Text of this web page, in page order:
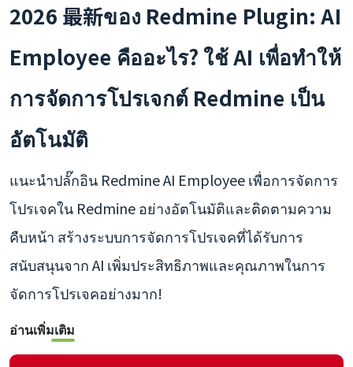
2026 最新ของ Redmine Plugin: AI
Employee คืออะไร? ใช้ AI เพื่อทำให้
การจัดการโปรเจกต์ Redmine เป็น
อัตโนมัติ
แนะนำปลั๊กอิน Redmine AI Employee เพื่อการจัดการ
โปรเจคใน Redmine อย่างอัตโนมัติและติดตามความ
คืบหน้า สร้างระบบการจัดการโปรเจคที่ได้รับการ
สนับสนุนจาก AI เพิ่มประสิทธิภาพและคุณภาพในการ
จัดการโปรเจคอย่างมาก!
อ่านเพิ่มเติม